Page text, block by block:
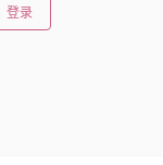
登录